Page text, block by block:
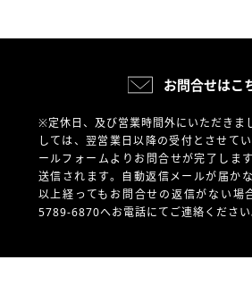
お問合せはこ
※定休日、及び営業時間外にいただきま
しては、翌営業日以降の受付とさせて
ールフォームよりお問合せが完了しま
送信されます。自動返信メールが届か
以上経ってもお問合せの返信がない場
5789-6870へお電話にてご連絡ください